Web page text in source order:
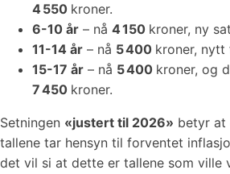
4 550 kroner.
6-10 år – nå 4 150 kroner, ny
11-14 år – nå 5 400 kroner, nytt
15-17 år – nå 5 400 kroner, og
7 450 kroner.
Setningen «justert til 2026» betyr at
tallene tar hensyn til forventet
det vil si at dette er tallene som